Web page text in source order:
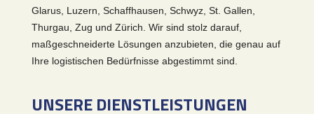
Glarus, Luzern, Schaffhausen, Schwyz, St. Gallen,
Thurgau, Zug und Zürich. Wir sind stolz darauf,
maßgeschneiderte Lösungen anzubieten, die genau auf
Ihre logistischen Bedürfnisse abgestimmt sind.
UNSERE DIENSTLEISTUNGEN